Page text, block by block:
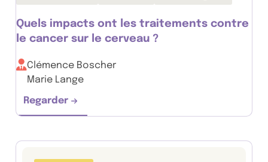
Quels impacts ont les traitements contre
le cancer sur le cerveau ?
Clémence Boscher
Marie Lange
Regarder
Quels impacts ont les traitements contre le